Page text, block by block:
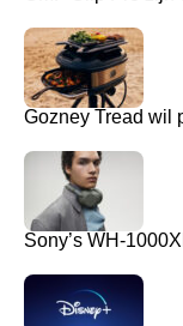
Gozney Tread wil
Sony’s WH-